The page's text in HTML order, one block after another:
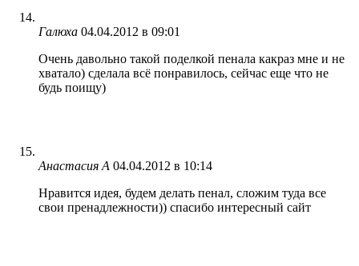
Галюха 04.04.2012 в 09:01
Очень давольно такой поделкой пенала какраз мне и не
хватало) сделала всё понравилось, сейчас еще что не
будь поищу)
Анастасия А 04.04.2012 в 10:14
Нравится идея, будем делать пенал, сложим туда все
свои пренадлежности)) спасибо интересный сайт